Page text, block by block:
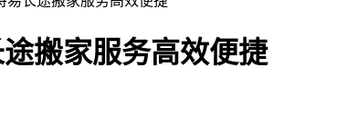
搬家服务高效便捷